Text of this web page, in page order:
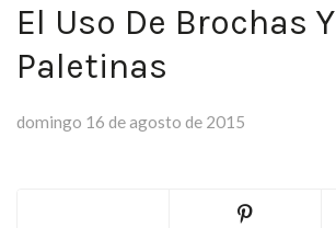
El Uso De Brochas Y
Paletinas
domingo 16 de agosto de 2015